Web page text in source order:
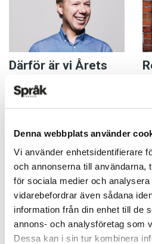
Denna webbplats använder
Vi använder enhetsidentifierare
och annonserna till användarna,
för sociala medier och
vidarebefordrar även sådana
information från din enhet till de
annons- och analysföretag som
Dessa kan i sin tur kombinera
Därför är vi Årets
tidskrift!
KRÖNIKOR
I november utsågs
tidskrift 2015. Det är
branschorganisationen
Sveriges tidskrifter som står
bakom tävlingen. Tidigare har
bland andra Fokus, Modern
Psykologi och…